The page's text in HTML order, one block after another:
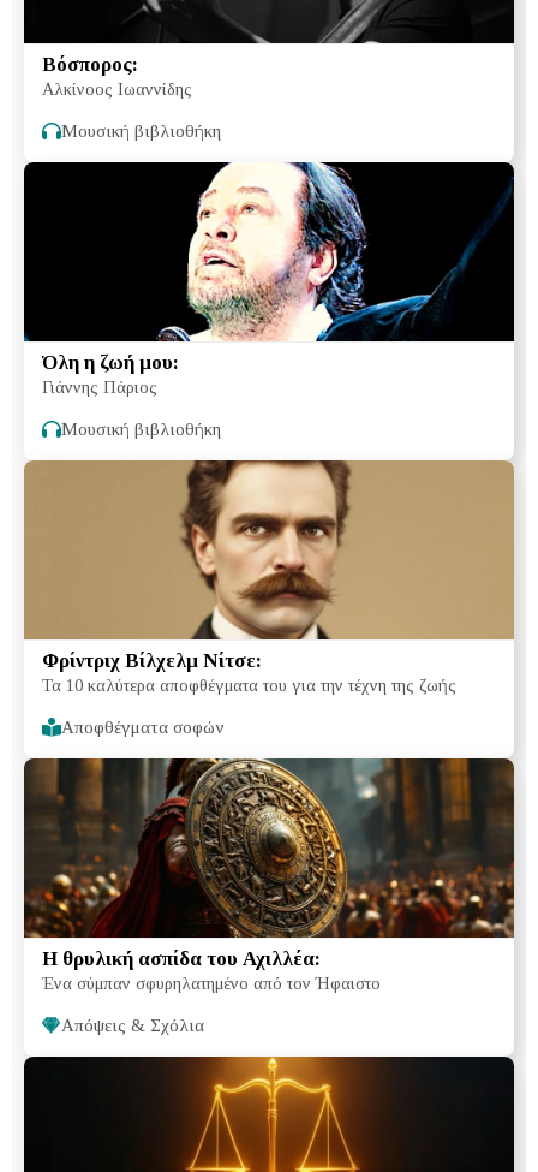
Βόσπορος:
Αλκίνοος Ιωαννίδης
Μουσική βιβλιοθήκη
Όλη η ζωή μου:
Γιάννης Πάριος
Μουσική βιβλιοθήκη
Φρίντριχ Βίλχελμ Νίτσε:
Τα 10 καλύτερα αποφθέγματα του για την τέχνη της ζωής
Αποφθέγματα σοφών
Η θρυλική ασπίδα του Αχιλλέα:
Ένα σύμπαν σφυρηλατημένο από τον Ήφαιστο
Απόψεις & Σχόλια